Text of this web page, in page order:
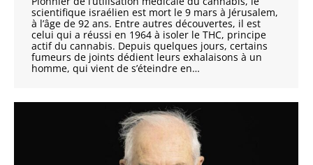
scientifique israélien est mort le 9 mars à Jérusalem,
à l’âge de 92 ans. Entre autres découvertes, il est
celui qui a réussi en 1964 à isoler le THC, principe
actif du cannabis. Depuis quelques jours, certains
fumeurs de joints dédient leurs exhalaisons à un
homme, qui vient de s’éteindre en…